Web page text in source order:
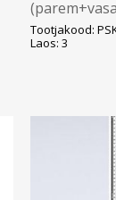
Tootjakood:
Laos: 3